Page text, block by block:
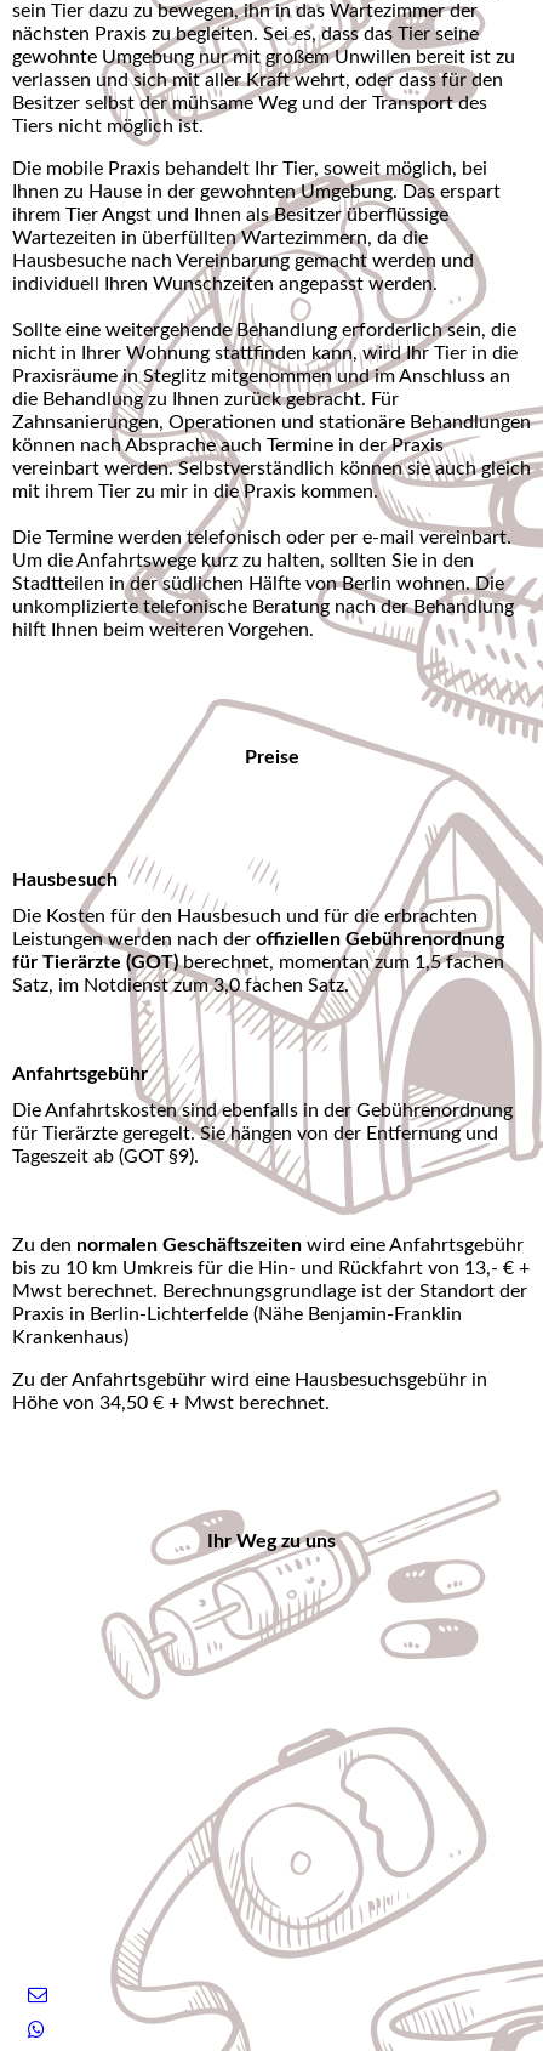
sein Tier dazu zu bewegen, ihn in das Wartezimmer der
nächsten Praxis zu begleiten. Sei es, dass das Tier seine
gewohnte Umgebung nur mit großem Unwillen bereit ist zu
verlassen und sich mit aller Kraft wehrt, oder dass für den
Besitzer selbst der mühsame Weg und der Transport des
Tiers nicht möglich ist.
Die mobile Praxis behandelt Ihr Tier, soweit möglich, bei
Ihnen zu Hause in der gewohnten Umgebung. Das erspart
ihrem Tier Angst und Ihnen als Besitzer überflüssige
Wartezeiten in überfüllten Wartezimmern, da die
Hausbesuche nach Vereinbarung gemacht werden und
individuell Ihren Wunschzeiten angepasst werden.
Sollte eine weitergehende Behandlung erforderlich sein, die
nicht in Ihrer Wohnung stattfinden kann, wird Ihr Tier in die
Praxisräume in Steglitz mitgenommen und im Anschluss an
die Behandlung zu Ihnen zurück gebracht. Für
Zahnsanierungen, Operationen und stationäre Behandlungen
können nach Absprache auch Termine in der Praxis
vereinbart werden. Selbstverständlich können sie auch gleich
mit ihrem Tier zu mir in die Praxis kommen.
Die Termine werden telefonisch oder per e-mail vereinbart.
Um die Anfahrtswege kurz zu halten, sollten Sie in den
Stadtteilen in der südlichen Hälfte von Berlin wohnen. Die
unkomplizierte telefonische Beratung nach der Behandlung
hilft Ihnen beim weiteren Vorgehen.
Preise
Hausbesuch
Die Kosten für den Hausbesuch und für die erbrachten
Leistungen werden nach der offiziellen Gebührenordnung
für Tierärzte (GOT)berechnet, momentan zum 1,5 fachen
Satz, im Notdienst zum 3,0 fachen Satz.
Anfahrtsgebühr
Die Anfahrtskosten sind ebenfalls in der Gebührenordnung
für Tierärzte geregelt. Sie hängen von der Entfernung und
Tageszeit ab (GOT §9).
Zu den normalen Geschäftszeiten wird eine Anfahrtsgebühr
bis zu 10 km Umkreis für die Hin- und Rückfahrt von 13,- € +
Mwst berechnet. Berechnungsgrundlage ist der Standort der
Praxis in Berlin-Lichterfelde (Nähe Benjamin-Franklin
Krankenhaus)
Zu der Anfahrtsgebühr wird eine Hausbesuchsgebühr in
Höhe von 34,50 € + Mwst berechnet.
Ihr Weg zu uns